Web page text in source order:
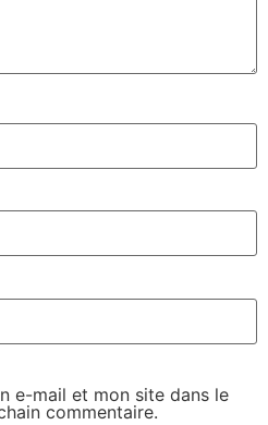
e-mail et mon site dans le
commentaire.